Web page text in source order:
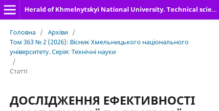
Herald of Khmelnytskyi National University. Technical sciences
Головна / Архіви /
Том 363 № 2 (2026): Вісник Хмельницького національного
університету. Серія: Технічні науки
/
Статті
ДОСЛІДЖЕННЯ ЕФЕКТИВНОСТІ